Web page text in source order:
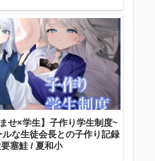
せ×学生】子作り学生制度~
な生徒会長との子作り記録
塞鮭 / 夏和小